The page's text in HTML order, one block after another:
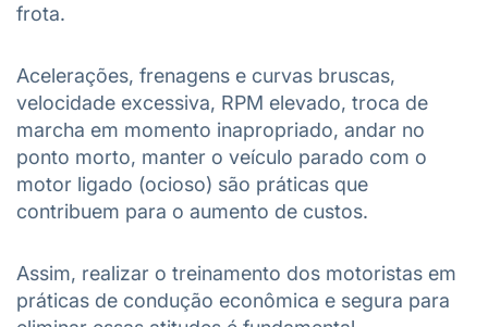
frota.
Acelerações, frenagens e curvas bruscas,
velocidade excessiva, RPM elevado, troca de
marcha em momento inapropriado, andar no
ponto morto, manter o veículo parado com o
motor ligado (ocioso) são práticas que
contribuem para o aumento de custos.
Assim, realizar o treinamento dos motoristas em
práticas de condução econômica e segura para